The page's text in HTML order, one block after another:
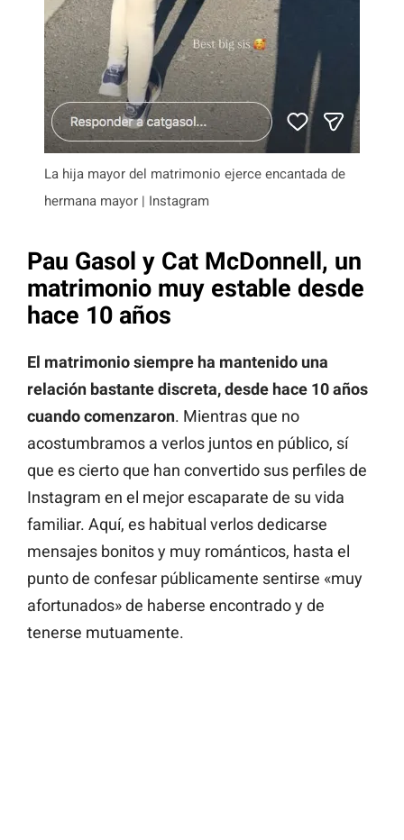
La hija mayor del matrimonio ejerce encantada de
hermana mayor | Instagram
Pau Gasol y Cat McDonnell, un
matrimonio muy estable desde
hace 10 años
El matrimonio siempre ha mantenido una
relación bastante discreta, desde hace 10 años
cuando comenzaron. Mientras que no
acostumbramos a verlos juntos en público, sí
que es cierto que han convertido sus perfiles de
Instagram en el mejor escaparate de su vida
familiar. Aquí, es habitual verlos dedicarse
mensajes bonitos y muy románticos, hasta el
punto de confesar públicamente sentirse «muy
afortunados» de haberse encontrado y de
tenerse mutuamente.